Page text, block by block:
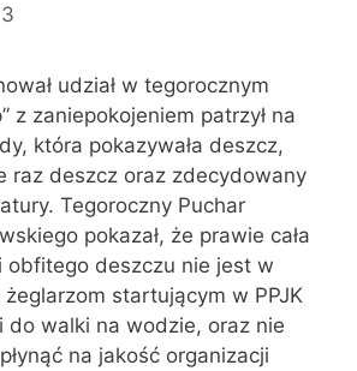
udział w tegorocznym
z zaniepokojeniem patrzył na
która pokazywała deszcz,
raz deszcz oraz zdecydowany
Tegoroczny Puchar
pokazał, że prawie cała
obfitego deszczu nie jest w
startującym w PPJK
do walki na wodzie, oraz nie
na jakość organizacji